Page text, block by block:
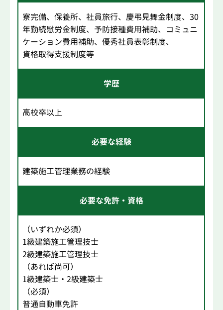
寮完備、保養所、社員旅行、慶弔見舞金制度、30
年勤続慰労金制度、予防接種費用補助、コミュニ
ケーション費用補助、優秀社員表彰制度、
資格取得支援制度等
学歴
高校卒以上
必要な経験
建築施工管理業務の経験
必要な免許・資格
（いずれか必須）
1級建築施工管理技士
2級建築施工管理技士
（あれば尚可）
1級建築士・2級建築士
（必須）
普通自動車免許